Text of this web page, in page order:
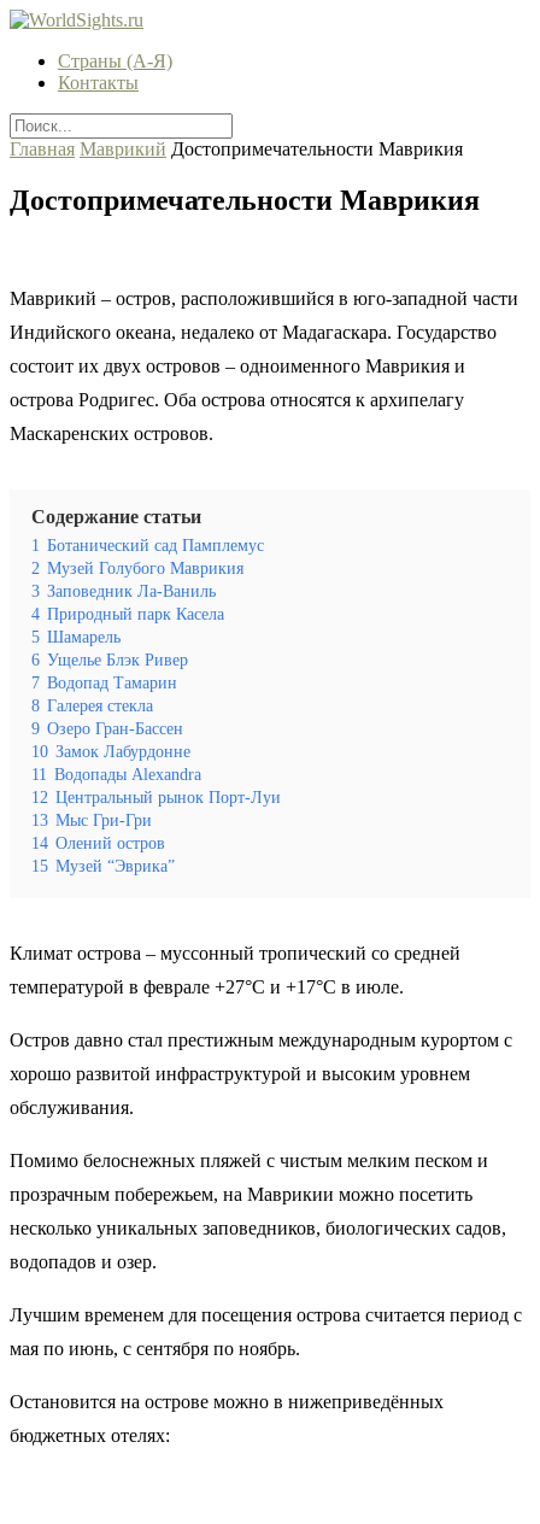
Страны (А-Я)
Контакты
Главная Маврикий Достопримечательности Маврикия
Достопримечательности Маврикия
Маврикий – остров, расположившийся в юго-западной части
Индийского океана, недалеко от Мадагаскара. Государство
состоит их двух островов – одноименного Маврикия и
острова Родригес. Оба острова относятся к архипелагу
Маскаренских островов.
Содержание статьи
1 Ботанический сад Памплемус
2 Музей Голубого Маврикия
3 Заповедник Ла-Ваниль
4 Природный парк Касела
5 Шамарель
6 Ущелье Блэк Ривер
7 Водопад Тамарин
8 Галерея стекла
9 Озеро Гран-Бассен
10 Замок Лабурдонне
11 Водопады Alexandra
12 Центральный рынок Порт-Луи
13 Мыс Гри-Гри
14 Олений остров
15 Музей “Эврика”
Климат острова – муссонный тропический со средней
температурой в феврале +27°С и +17°С в июле.
Остров давно стал престижным международным курортом с
хорошо развитой инфраструктурой и высоким уровнем
обслуживания.
Помимо белоснежных пляжей с чистым мелким песком и
прозрачным побережьем, на Маврикии можно посетить
несколько уникальных заповедников, биологических садов,
водопадов и озер.
Лучшим временем для посещения острова считается период с
мая по июнь, с сентября по ноябрь.
Остановится на острове можно в нижеприведённых
бюджетных отелях: